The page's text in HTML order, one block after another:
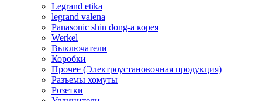
Legrand etika
legrand valena
Panasonic shin dong-a корея
Werkel
Выключатели
Коробки
Прочее (Электроустановочная продукция)
Разъемы хомуты
Розетки